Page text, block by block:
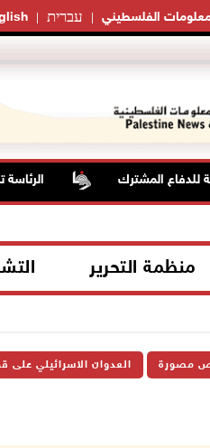
עברית الفلسطيني
المشترك الرئاسة
منظمة التحرير
مصورة العدوان الاسرائيلي على